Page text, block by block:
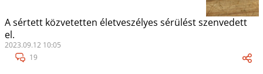
A sértett közvetetten életveszélyes sérülést szenvedett
el.
2023.09.12 10:05
19